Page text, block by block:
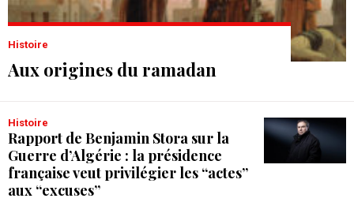
Histoire
Aux origines du ramadan
Histoire
Rapport de Benjamin Stora sur la
Guerre d’Algérie : la présidence
française veut privilégier les “actes”
aux “excuses”